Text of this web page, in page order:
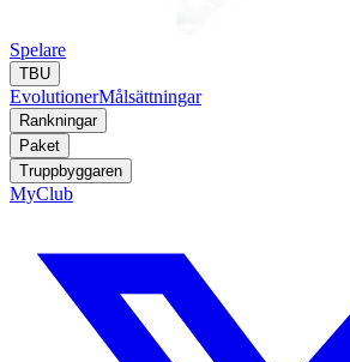
Spelare
TBU
EvolutionerMålsättningar
Rankningar
Paket
Truppbyggaren
MyClub